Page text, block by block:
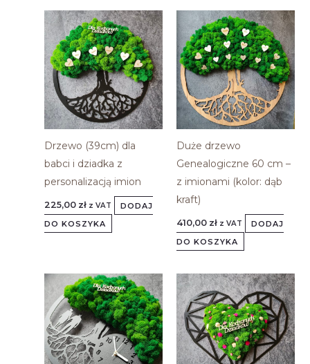
Drzewo (39cm) dla
babci i dziadka z
personalizacją imion
225,00 zł z VAT
DODAJ
DO KOSZYKA
Duże drzewo
Genealogiczne 60 cm –
z imionami (kolor: dąb
kraft)
410,00 zł z VAT
DODAJ
DO KOSZYKA